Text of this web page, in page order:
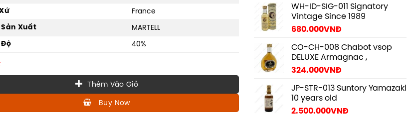
France
Xuất
MARTELL
40%
Thêm Vào Giỏ
Buy Now
WH-ID-SIG-011 Signatory
Vintage Since 1989
680.000VNĐ
CO-CH-008 Chabot vsop
DELUXE Armagnac ,
324.000VNĐ
JP-STR-013 Suntory Yamazaki
10 years old
2.500.000VNĐ